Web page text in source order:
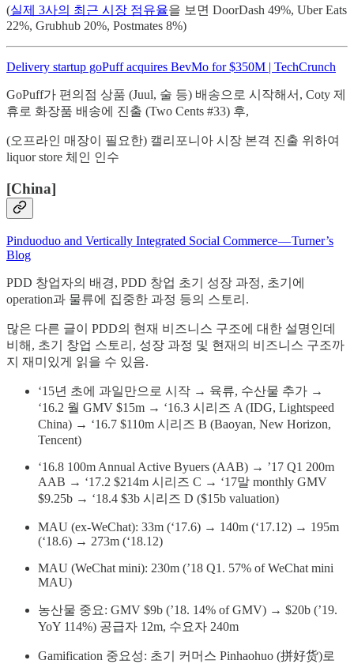
(실제 3사의 최근 시장 점유율을 보면 DoorDash 49%, Uber Eats
22%, Grubhub 20%, Postmates 8%)
Delivery startup goPuff acquires BevMo for $350M | TechCrunch
GoPuff가 편의점 상품 (Juul, 술 등) 배송으로 시작해서, Coty 제
휴로 화장품 배송에 진출 (Two Cents #33) 후,
(오프라인 매장이 필요한) 캘리포니아 시장 본격 진출 위하여
liquor store 체인 인수
[China]
Pinduoduo and Vertically Integrated Social Commerce — Turner’s
Blog
PDD 창업자의 배경, PDD 창업 초기 성장 과정, 초기에
operation과 물류에 집중한 과정 등의 스토리.
많은 다른 글이 PDD의 현재 비즈니스 구조에 대한 설명인데
비해, 초기 창업 스토리, 성장 과정 및 현재의 비즈니스 구조까
지 재미있게 읽을 수 있음.
‘15년 초에 과일만으로 시작 → 육류, 수산물 추가 →
‘16.2 월 GMV $15m → ‘16.3 시리즈 A (IDG, Lightspeed
China) → ‘16.7 $110m 시리즈 B (Baoyan, New Horizon,
Tencent)
‘16.8 100m Annual Active Byuers (AAB) → ’17 Q1 200m
AAB → ‘17.2 $214m 시리즈 C → ‘17말 monthly GMV
$9.25b → ‘18.4 $3b 시리즈 D ($15b valuation)
MAU (ex-WeChat): 33m (‘17.6) → 140m (‘17.12) → 195m
(‘18.6) → 273m (‘18.12)
MAU (WeChat mini): 230m (’18 Q1. 57% of WeChat mini
MAU)
농산물 중요: GMV $9b (’18. 14% of GMV) → $20b (’19.
YoY 114%) 공급자 12m, 수요자 240m
Gamification 중요성: 초기 커머스 Pinhaohuo (拼好货)로